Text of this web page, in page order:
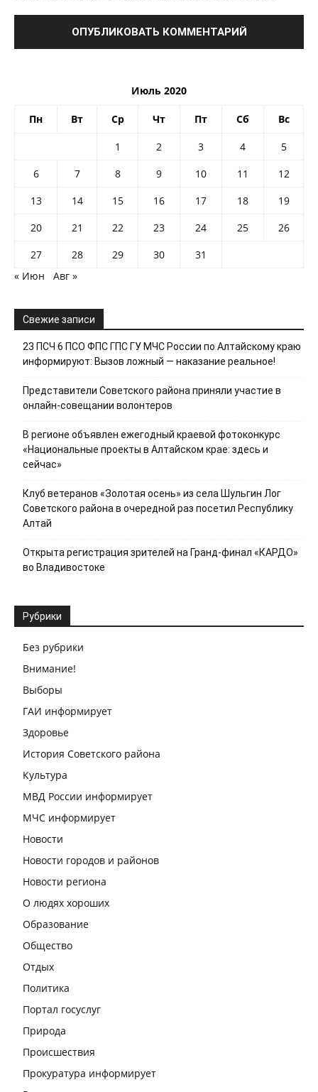
Июль 2020
Пн Вт Ср Чт Пт Сб Вс
1 2 3 4
5
6
7 8 9 10 11
12
13
14 15 16 17 18
19
20
21 22 23 24 25
26
27
28 29 30
31
« Июн
Авг »
Свежие записи
23 ПСЧ 6 ПСО ФПС ГПС ГУ МЧС России по Алтайскому краю
информируют: Вызов ложный — наказание реальное!
Представители Советского района приняли участие в
онлайн-совещании волонтеров
В регионе объявлен ежегодный краевой фотоконкурс
«Национальные проекты в Алтайском крае: здесь и
сейчас»
Клуб ветеранов «Золотая осень» из села Шульгин Лог
Советского района в очередной раз посетил Республику
Алтай
Открыта регистрация зрителей на Гранд-финал «КАРДО»
во Владивостоке
Рубрики
Без рубрики
Внимание!
Выборы
ГАИ информирует
Здоровье
История Советского района
Культура
МВД России информирует
МЧС информирует
Новости
Новости городов и районов
Новости региона
О людях хороших
Образование
Общество
Отдых
Политика
Портал госуслуг
Природа
Происшествия
Прокуратура информирует